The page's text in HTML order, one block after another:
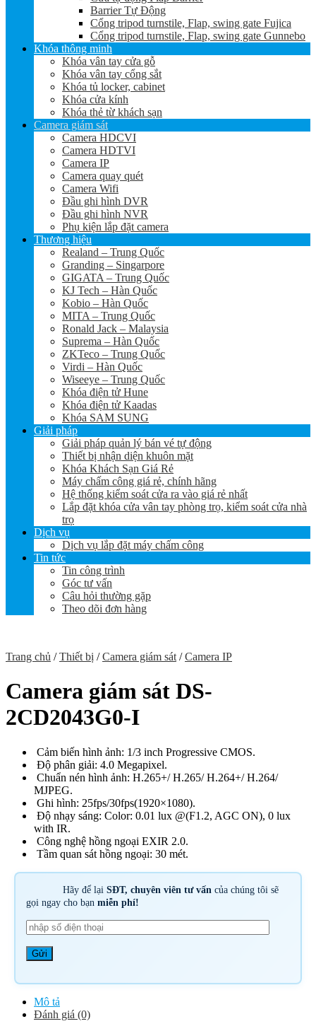
Barrier Tự Động
Cổng tripod turnstile, Flap, swing gate Fujica
Cổng tripod turnstile, Flap, swing gate Gunnebo
Khóa thông minh
Khóa vân tay cửa gỗ
Khóa vân tay cổng sắt
Khóa tủ locker, cabinet
Khóa cửa kính
Khóa thẻ từ khách sạn
Camera giám sát
Camera HDCVI
Camera HDTVI
Camera IP
Camera quay quét
Camera Wifi
Đầu ghi hình DVR
Đầu ghi hình NVR
Phụ kiện lắp đặt camera
Thương hiệu
Realand – Trung Quốc
Granding – Singarpore
GIGATA – Trung Quốc
KJ Tech – Hàn Quốc
Kobio – Hàn Quốc
MITA – Trung Quốc
Ronald Jack – Malaysia
Suprema – Hàn Quốc
ZKTeco – Trung Quốc
Virdi – Hàn Quốc
Wiseeye – Trung Quốc
Khóa điện tử Hune
Khóa điện tử Kaadas
Khóa SAM SUNG
Giải pháp
Giải pháp quản lý bán vé tự động
Thiết bị nhận diện khuôn mặt
Khóa Khách Sạn Giá Rẻ
Máy chấm công giá rẻ, chính hãng
Hệ thống kiểm soát cửa ra vào giá rẻ nhất
Lắp đặt khóa cửa vân tay phòng trọ, kiểm soát cửa nhà
trọ
Dịch vụ
Dịch vụ lắp đặt máy chấm công
Tin tức
Tin công trình
Góc tư vấn
Câu hỏi thường gặp
Theo dõi đơn hàng
Trang chủ / Thiết bị / Camera giám sát / Camera IP
Camera giám sát DS-
2CD2043G0-I
Cảm biến hình ảnh: 1/3 inch Progressive CMOS.
Độ phân giải: 4.0 Megapixel.
Chuẩn nén hình ảnh: H.265+/ H.265/ H.264+/ H.264/
MJPEG.
Ghi hình: 25fps/30fps(1920×1080).
Độ nhạy sáng: Color: 0.01 lux @(F1.2, AGC ON), 0 lux
with IR.
Công nghệ hồng ngoại EXIR 2.0.
Tầm quan sát hồng ngoại: 30 mét.
Hãy để lạiSĐT, chuyên viên tư vấncủa chúng tôi sẽ
gọi ngay cho bạn miễn phí!
Mô tả
Đánh giá (0)